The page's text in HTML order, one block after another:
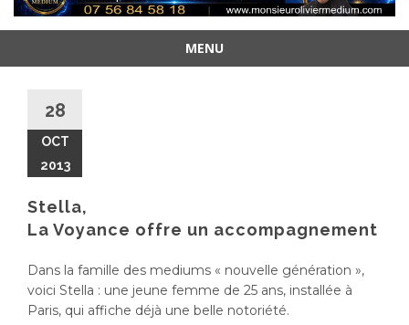
MENU
contenu28
OCT
2013
Stella,
La Voyance offre un accompagnement
Dans la famille des mediums « nouvelle génération »,
voici Stella : une jeune femme de 25 ans, installée à
Paris, qui affiche déjà une belle notoriété.